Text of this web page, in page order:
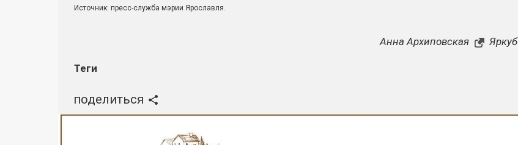
Источник: пресс-служба мэрии Ярославля.
Анна Архиповская Яркуб
Теги
поделиться